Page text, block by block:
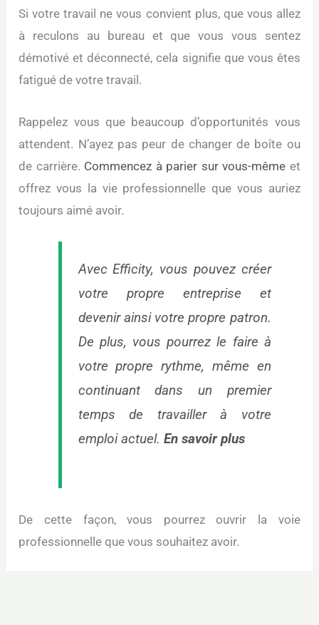
Si votre travail ne vous convient plus, que vous allez
à reculons au bureau et que vous vous sentez
démotivé et déconnecté, cela signifie que vous êtes
fatigué de votre travail.
Rappelez vous que beaucoup d’opportunités vous
attendent. N’ayez pas peur de changer de boîte ou
de carrière. Commencez à parier sur vous-même et
offrez vous la vie professionnelle que vous auriez
toujours aimé avoir.
Avec Efficity, vous pouvez créer
votre propre entreprise et
devenir ainsi votre propre patron.
De plus, vous pourrez le faire à
votre propre rythme, même en
continuant dans un premier
temps de travailler à votre
emploi actuel. En savoir plus
De cette façon, vous pourrez ouvrir la voie
professionnelle que vous souhaitez avoir.